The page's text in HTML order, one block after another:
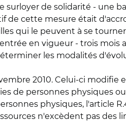
de solidarité - une
de cette mesure était
qui le peuvent à se
en vigueur - trois mois
les modalités
2010. Celui-ci modifie
de personnes physiques
physiques, l'article
n'excèdent pas des